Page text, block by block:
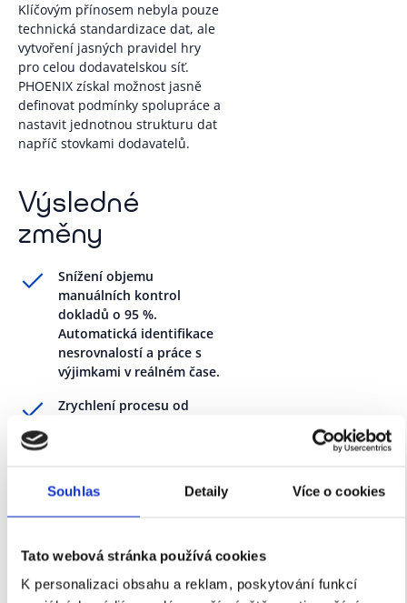
Souhlas Detaily Více o cookies
Tato webová stránka používá cookies
K personalizaci obsahu a reklam, poskytování funkcí
Klíčovým přínosem nebyla pouze
technická standardizace dat, ale
vytvoření jasných pravidel hry
pro celou dodavatelskou síť.
PHOENIX získal možnost jasně
definovat podmínky spolupráce a
nastavit jednotnou strukturu dat
napříč stovkami dodavatelů.
Výsledné
změny
Snížení objemu
manuálních kontrol
dokladů o 95 %.
Automatická identifikace
nesrovnalostí a práce s
výjimkami v reálném čase.
Zrychlení procesu od
Více než 70 % dat je dnes
v dodavatelském řetězci
způsobem. Dodavatelská
předvídatelnější a